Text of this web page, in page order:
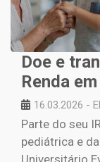
Doe e
Renda
16.03.2026 -
Parte do seu
pediátrica e
Universitário